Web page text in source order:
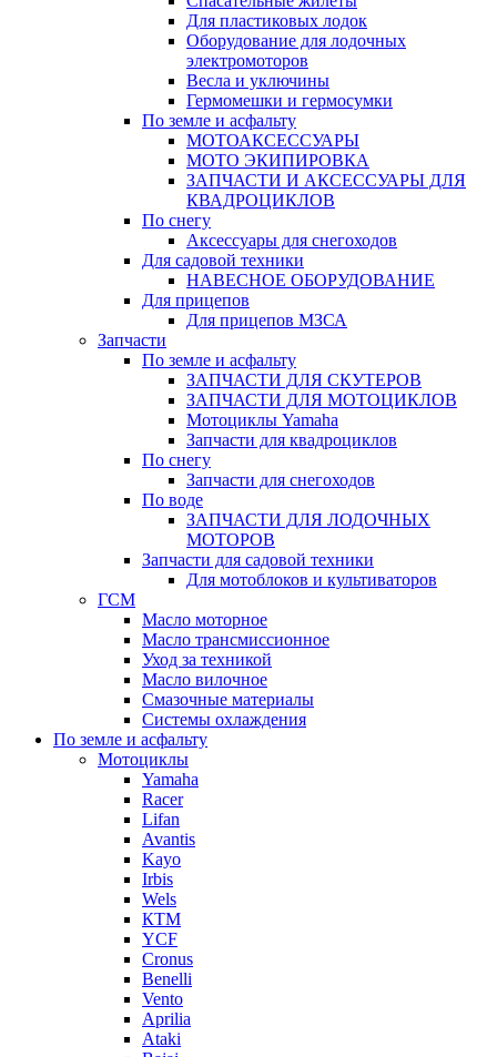
Для пластиковых лодок
Оборудование для лодочных
электромоторов
Весла и уключины
Гермомешки и гермосумки
По земле и асфальту
МОТОАКСЕССУАРЫ
МОТО ЭКИПИРОВКА
ЗАПЧАСТИ И АКСЕССУАРЫ ДЛЯ
КВАДРОЦИКЛОВ
По снегу
Аксессуары для снегоходов
Для садовой техники
НАВЕСНОЕ ОБОРУДОВАНИЕ
Для прицепов
Для прицепов МЗСА
Запчасти
По земле и асфальту
ЗАПЧАСТИ ДЛЯ СКУТЕРОВ
ЗАПЧАСТИ ДЛЯ МОТОЦИКЛОВ
Мотоциклы Yamaha
Запчасти для квадроциклов
По снегу
Запчасти для снегоходов
По воде
ЗАПЧАСТИ ДЛЯ ЛОДОЧНЫХ
МОТОРОВ
Запчасти для садовой техники
Для мотоблоков и культиваторов
ГСМ
Масло моторное
Масло трансмиссионное
Уход за техникой
Масло вилочное
Смазочные материалы
Системы охлаждения
По земле и асфальту
Мотоциклы
Yamaha
Racer
Lifan
Avantis
Kayo
Irbis
Wels
КТМ
YCF
Cronus
Benelli
Vento
Aprilia
Ataki